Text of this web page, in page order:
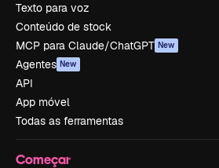
Texto para voz
Conteúdo de stock
MCP para Claude/ChatGPT New
Agentes New
API
App móvel
Todas as ferramentas
Começar